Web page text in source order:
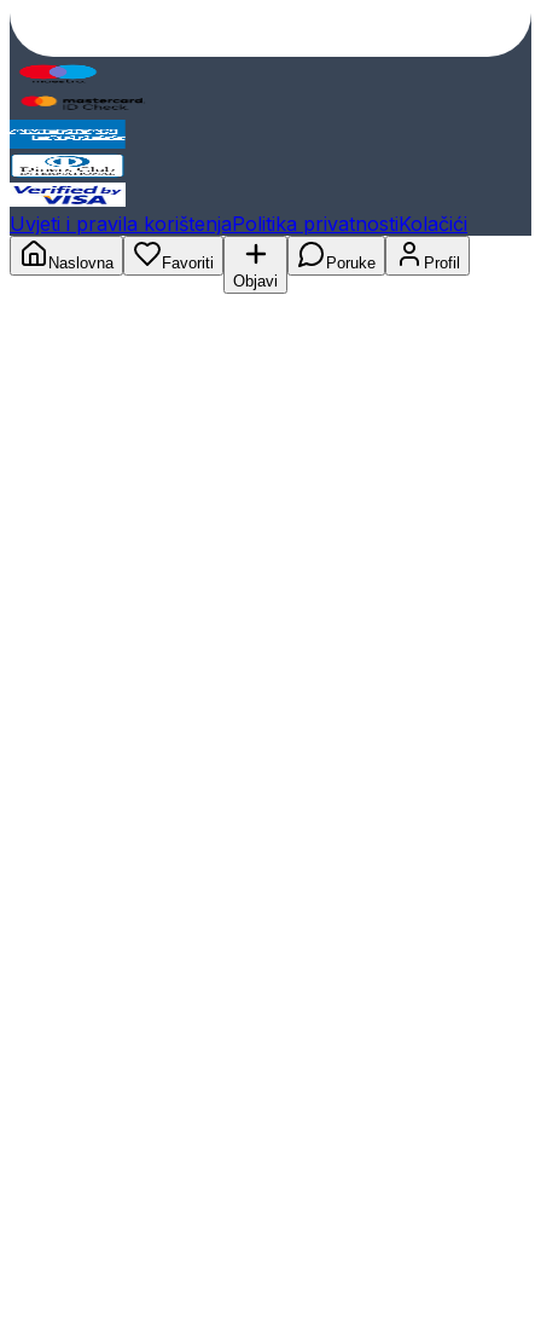
Uvjeti i pravila korištenjaPolitika privatnostiKolačići
Naslovna
Favoriti
Objavi
Poruke Profil